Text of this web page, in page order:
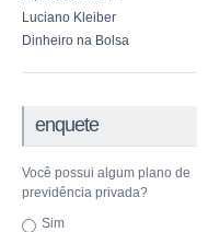
Luciano Kleiber
Dinheiro na Bolsa
enquete
Você possui algum plano de
previdência privada?
Sim